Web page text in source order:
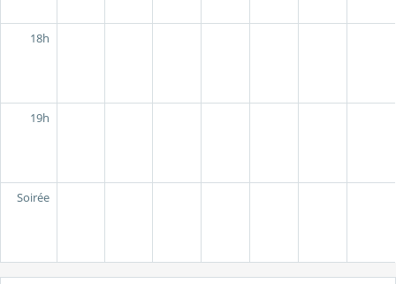
18h
19h
Soirée